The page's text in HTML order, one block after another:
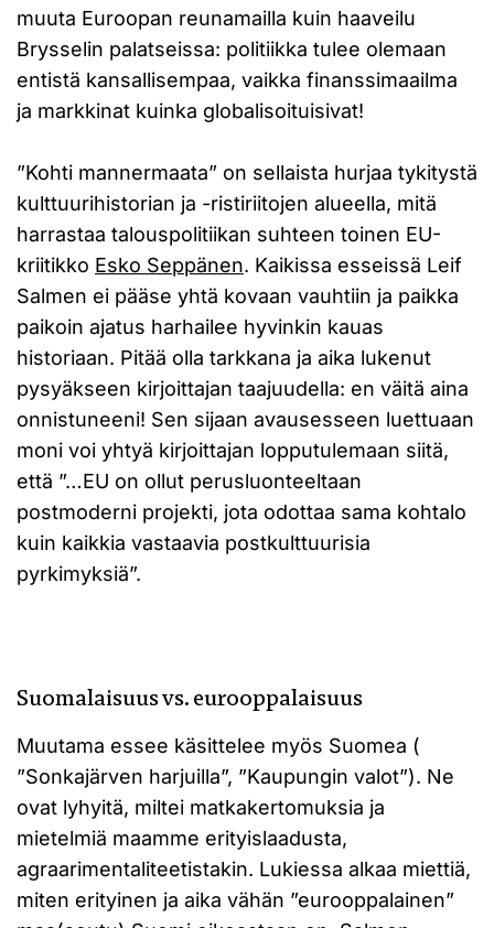
muuta Euroopan reunamailla kuin haaveilu
Brysselin palatseissa: politiikka tulee olemaan
entistä kansallisempaa, vaikka finanssimaailma
ja markkinat kuinka globalisoituisivat!
”Kohti mannermaata” on sellaista hurjaa tykitystä
kulttuurihistorian ja -ristiriitojen alueella, mitä
harrastaa talouspolitiikan suhteen toinen EU-
kriitikko Esko Seppänen. Kaikissa esseissä Leif
Salmen ei pääse yhtä kovaan vauhtiin ja paikka
paikoin ajatus harhailee hyvinkin kauas
historiaan. Pitää olla tarkkana ja aika lukenut
pysyäkseen kirjoittajan taajuudella: en väitä aina
onnistuneeni! Sen sijaan avausesseen luettuaan
moni voi yhtyä kirjoittajan lopputulemaan siitä,
että ”…EU on ollut perusluonteeltaan
postmoderni projekti, jota odottaa sama kohtalo
kuin kaikkia vastaavia postkulttuurisia
pyrkimyksiä”.
Suomalaisuus vs. eurooppalaisuus
Muutama essee käsittelee myös Suomea (
”Sonkajärven harjuilla”, ”Kaupungin valot”). Ne
ovat lyhyitä, miltei matkakertomuksia ja
mietelmiä maamme erityislaadusta,
agraarimentaliteetistakin. Lukiessa alkaa miettiä,
miten erityinen ja aika vähän ”eurooppalainen”